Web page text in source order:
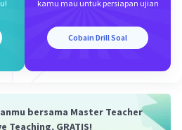
setelah diskon/(100% -
15%)
kamu mau untuk persiapan ujian
Cobain Drill Soal
bersama Master Teacher
Teaching, GRATIS!